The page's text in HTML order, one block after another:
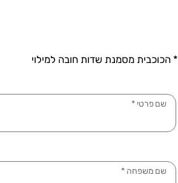
* הכוכבית מסמנת שדות חובה למילוי
שם פרטי *
שם משפחה *